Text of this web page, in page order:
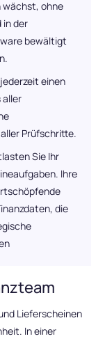
wächst, ohne
in der
bewältigt
einen
aller
Prüfschritte.
Sie Ihr
Ihre
die
Lieferscheinen
In einer